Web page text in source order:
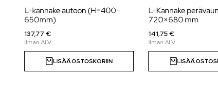
L-kannake autoon (H=400-
650mm)
137,77 €
LISÄÄ OSTOSKORIIN
L-Kannake
720×680 mm
141,75 €
LISÄÄ